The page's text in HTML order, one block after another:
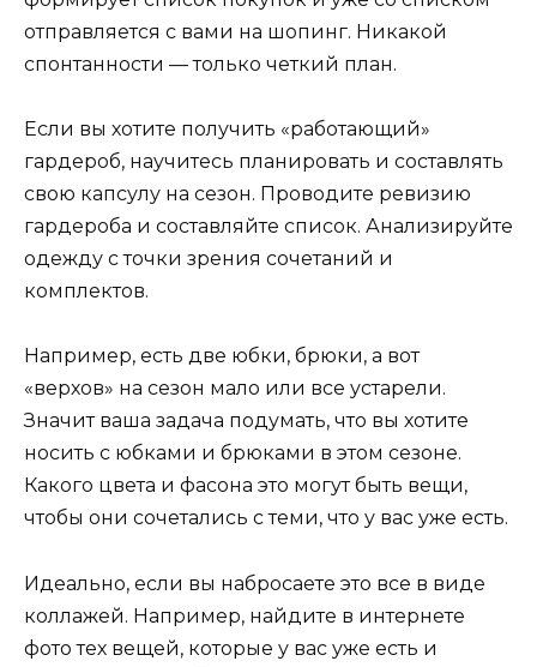
отправляется с вами на шопинг. Никакой
спонтанности — только четкий план.
Если вы хотите получить «работающий»
гардероб, научитесь планировать и составлять
свою капсулу на сезон. Проводите ревизию
гардероба и составляйте список. Анализируйте
одежду с точки зрения сочетаний и
комплектов.
Например, есть две юбки, брюки, а вот
«верхов» на сезон мало или все устарели.
Значит ваша задача подумать, что вы хотите
носить с юбками и брюками в этом сезоне.
Какого цвета и фасона это могут быть вещи,
чтобы они сочетались с теми, что у вас уже есть.
Идеально, если вы набросаете это все в виде
коллажей. Например, найдите в интернете
фото тех вещей, которые у вас уже есть и